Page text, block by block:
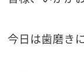
今日は歯磨き